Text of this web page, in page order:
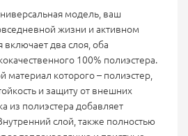
модель, ваш
жизни и активном
включает два слоя, оба
100% полиэстера.
материал которого – полиэстер,
и защиту от внешних
из полиэстера добавляет
слой, также полностью